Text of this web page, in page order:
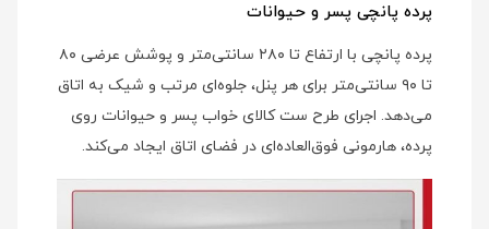
پرده پانچی پسر و حیوانات
پرده پانچی با ارتفاع تا ۲۸۰ سانتی‌متر و پوشش عرضی ۸۰
تا ۹۰ سانتی‌متر برای هر پنل، جلوه‌ای مرتب و شیک به اتاق
می‌دهد. اجرای طرح ست کالای خواب پسر و حیوانات روی
پرده، هارمونی فوق‌العاده‌ای در فضای اتاق ایجاد می‌کند.